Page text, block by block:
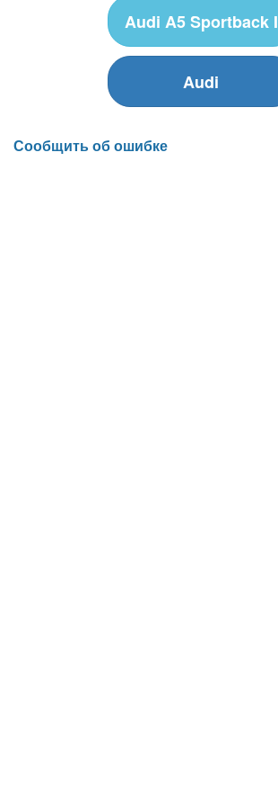
Audi A5 Sportback I
Audi
Сообщить об ошибке